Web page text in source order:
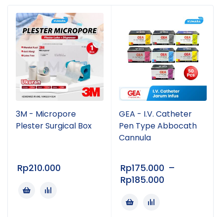
3M - Micropore
Plester Surgical Box
Rp210.000
GEA - I.V. Catheter
Pen Type Abbocath
Cannula
Rp175.000 –
Rp185.000